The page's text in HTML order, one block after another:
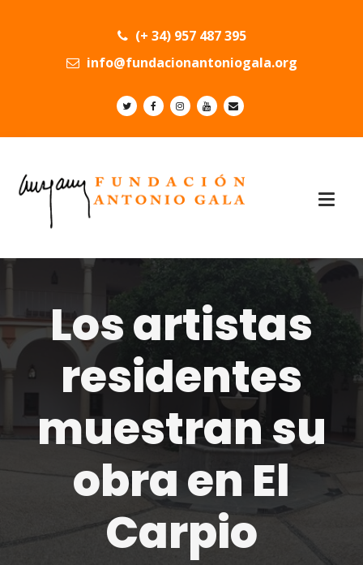
(+ 34) 957 487 395
info@fundacionantoniogala.org
Los artistas
residentes
muestran su
obra en El
Carpio